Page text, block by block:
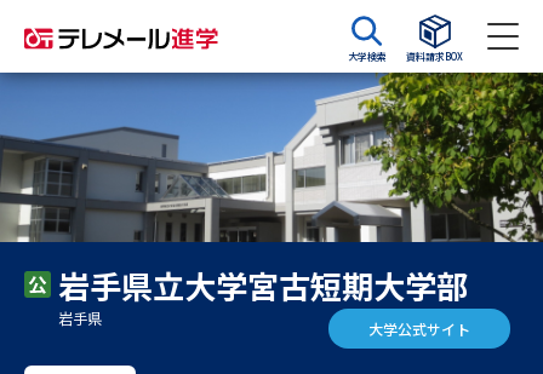
大学検索 資料請求BOX
資料検索
大学・短大の資料種類から請求
大学パンフ 学部・学科パンフ
集要項＆願書
大学入学共通テスト利用選抜の
岩手県立大学宮古短期大学部
岩手県 大学公式サイト